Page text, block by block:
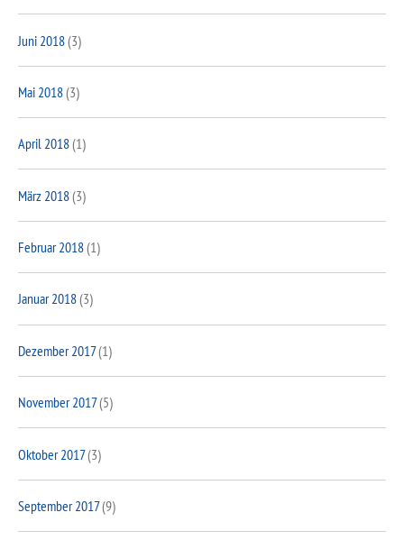
Juni 2018(3)
Mai 2018(3)
April 2018(1)
März 2018(3)
Februar 2018(1)
Januar 2018(3)
Dezember 2017(1)
November 2017(5)
Oktober 2017(3)
September 2017(9)